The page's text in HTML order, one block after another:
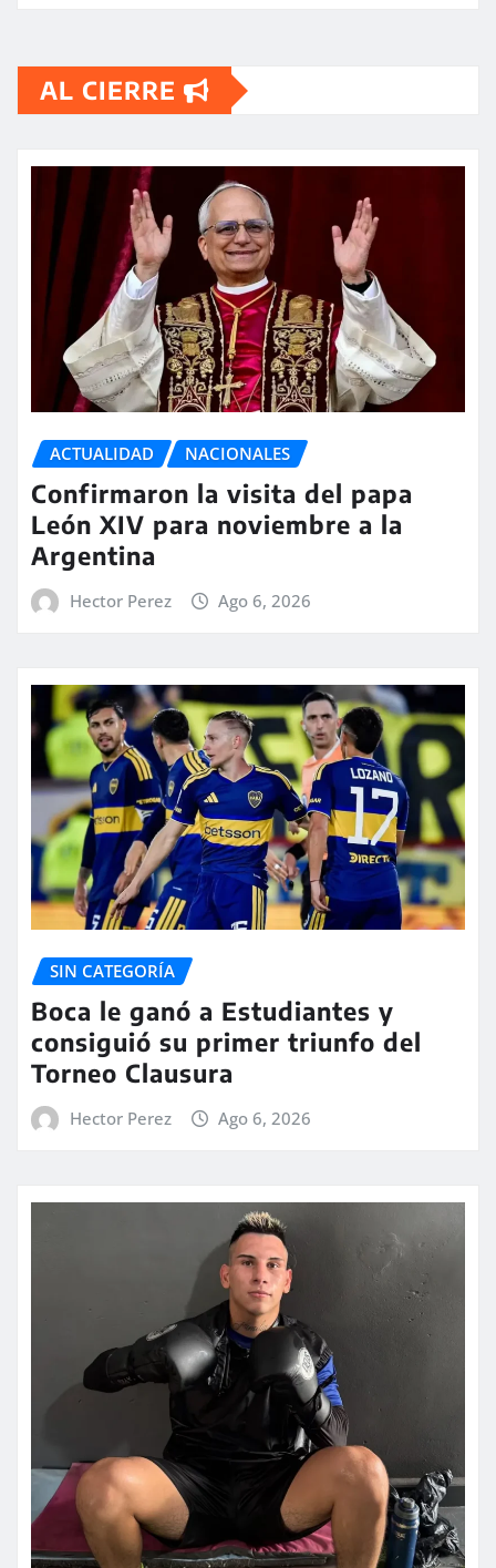
AL CIERRE
ACTUALIDAD NACIONALES
Confirmaron la visita del papa
León XIV para noviembre a la
Argentina
Hector Perez Ago 6, 2026
SIN CATEGORÍA
Boca le ganó a Estudiantes y
consiguió su primer triunfo del
Torneo Clausura
Hector Perez Ago 6, 2026